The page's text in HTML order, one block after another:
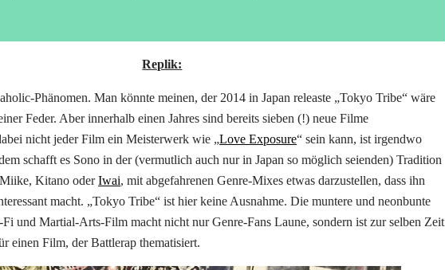
Replik:
Phänomen. Man könnte meinen, der 2014 in Japan releaste „Tokyo Tribe“ wäre
Feder. Aber innerhalb einen Jahres sind bereits sieben (!) neue Filme
nicht jeder Film ein Meisterwerk wie „Love Exposure“ sein kann, ist irgendwo
schafft es Sono in der (vermutlich auch nur in Japan so möglich seienden) Tradition
Kitano oderIwai, mit abgefahrenen Genre-Mixes etwas darzustellen, dass ihn
macht. „Tokyo Tribe“ ist hier keine Ausnahme. Die muntere und neonbunte
und Martial-Arts-Film macht nicht nur Genre-Fans Laune, sondern ist zur selben Zeit
einen Film, der Battlerap thematisiert.